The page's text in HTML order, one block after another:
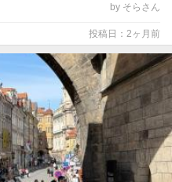
by そらさん
投稿日：2ヶ月前